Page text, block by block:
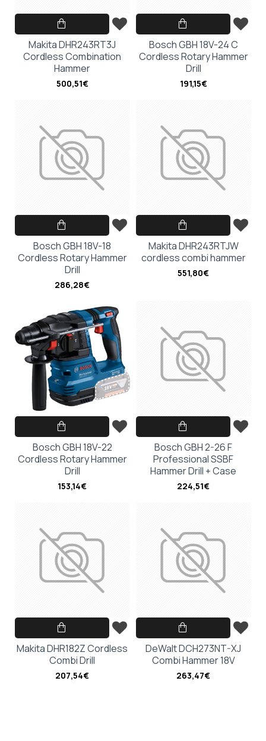
Makita DHR243RT3J
Cordless Combination
Hammer
500,51€
Bosch GBH 18V-24 C
Cordless Rotary Hammer
Drill
191,15€
Bosch GBH 18V-18
Cordless Rotary Hammer
Drill
286,28€
Makita DHR243RTJW
cordless combi hammer
551,80€
Bosch GBH 18V-22
Cordless Rotary Hammer
Drill
153,14€
Bosch GBH 2-26 F
Professional SSBF
Hammer Drill + Case
224,51€
Makita DHR182Z Cordless
Combi Drill
207,54€
DeWalt DCH273NT-XJ
Combi Hammer 18V
263,47€